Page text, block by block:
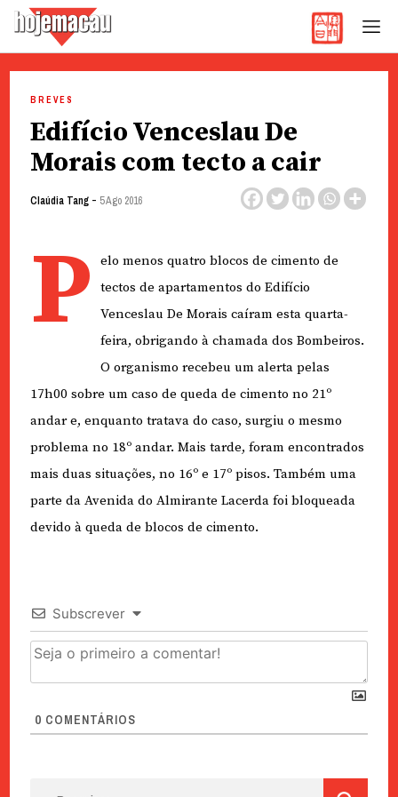
content
BREVES
Edifício Venceslau De
Morais com tecto a cair
Claúdia Tang- 5 Ago 2016
P
elo menos quatro blocos de cimento de
tectos de apartamentos do Edifício
Venceslau De Morais caíram esta quarta-
feira, obrigando à chamada dos Bombeiros.
O organismo recebeu um alerta pelas
17h00 sobre um caso de queda de cimento no 21º
andar e, enquanto tratava do caso, surgiu o mesmo
problema no 18º andar. Mais tarde, foram encontrados
mais duas situações, no 16º e 17º pisos. Também uma
parte da Avenida do Almirante Lacerda foi bloqueada
devido à queda de blocos de cimento.
Subscrever
0 COMENTÁRIOS